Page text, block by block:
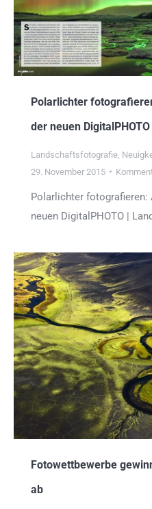
Polarlichter
der neuen DigitalPHOTO
Landschaftsfotografie
29. November 2015
Polarlichter fotografieren:
neuen DigitalPHOTO |
Fotowettbewerbe
ab